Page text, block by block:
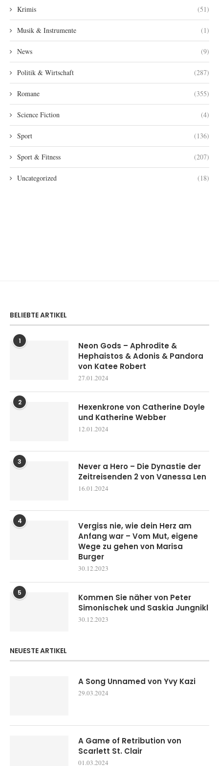
Krimis (51)
Musik & Instrumente (1)
News (9)
Politik & Wirtschaft (287)
Romane (355)
Science Fiction (4)
Sport (136)
Sport & Fitness (207)
Uncategorized (18)
BELIEBTE ARTIKEL
1
Neon Gods – Aphrodite &
Hephaistos & Adonis & Pandora
von Katee Robert
27.01.2024
2
Hexenkrone von Catherine Doyle
und Katherine Webber
12.01.2024
3
Never a Hero – Die Dynastie der
Zeitreisenden 2 von Vanessa Len
16.01.2024
4
Vergiss nie, wie dein Herz am
Anfang war – Vom Mut, eigene
Wege zu gehen von Marisa
Burger
30.12.2023
5
Kommen Sie näher von Peter
Simonischek und Saskia Jungnikl
30.12.2023
NEUESTE ARTIKEL
A Song Unnamed von Yvy Kazi
29.03.2024
A Game of Retribution von
Scarlett St. Clair
01.03.2024